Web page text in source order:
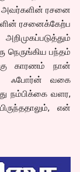
அவர்களின் ரசனை
ரசனைக்கேற்ப
நெருங்கிய பந்தம்
காரணம் நான்
ஃபோர்ன் வகை
நம்பிக்கை வளர,
என்